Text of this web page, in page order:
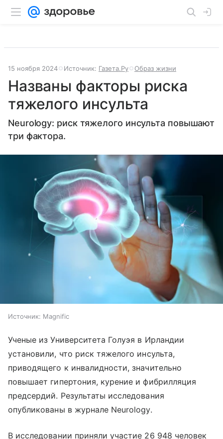
15 ноября 2024 Источник: Газета.Ру Образ жизни
Названы факторы риска
тяжелого инсульта
Neurology: риск тяжелого инсульта повышают
три фактора.
Источник: Magnific
Ученые из Университета Голуэя в Ирландии
установили, что риск тяжелого инсульта,
приводящего к инвалидности, значительно
повышает гипертония, курение и фибрилляция
предсердий. Результаты исследования
опубликованы в журнале Neurology.
В исследовании приняли участие 26 948 человек